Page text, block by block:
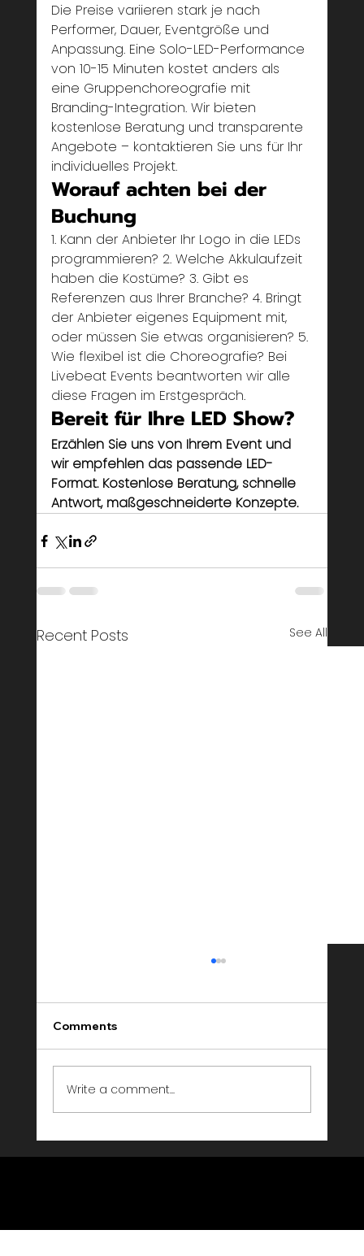
Die Preise variieren stark je nach
Performer, Dauer, Eventgröße und
Anpassung. Eine Solo-LED-Performance
von 10-15 Minuten kostet anders als
eine Gruppenchoreografie mit
Branding-Integration. Wir bieten
kostenlose Beratung und transparente
Angebote – kontaktieren Sie uns für Ihr
individuelles Projekt.
Worauf achten bei der
Buchung
1. Kann der Anbieter Ihr Logo in die LEDs
programmieren? 2. Welche Akkulaufzeit
haben die Kostüme? 3. Gibt es
Referenzen aus Ihrer Branche? 4. Bringt
der Anbieter eigenes Equipment mit,
oder müssen Sie etwas organisieren? 5.
Wie flexibel ist die Choreografie? Bei
Livebeat Events beantworten wir alle
diese Fragen im Erstgespräch.
Bereit für Ihre LED Show?
Erzählen Sie uns von Ihrem Event und
wir empfehlen das passende LED-
Format. Kostenlose Beratung, schnelle
Antwort, maßgeschneiderte Konzepte.
Recent Posts See All
Comments
Write a comment...